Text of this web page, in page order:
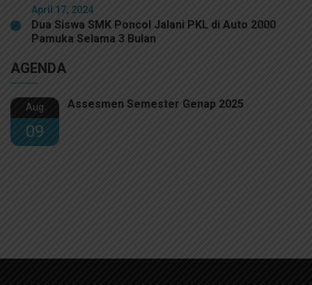
April 17, 2024
Dua Siswa SMK Poncol Jalani PKL di Auto 2000
Pamuka Selama 3 Bulan
AGENDA
Aug
09
Assesmen Semester Genap 2025